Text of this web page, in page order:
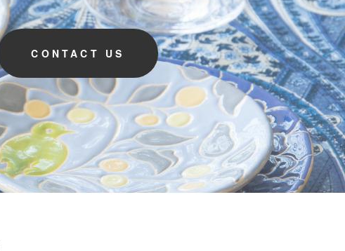
CONTACT US